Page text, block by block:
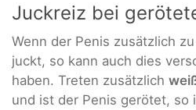
Juckreiz bei
Wenn der Penis zusätzlich
juckt, so kann auch dies
haben. Treten zusätzlich
und ist der Penis gerötet, so